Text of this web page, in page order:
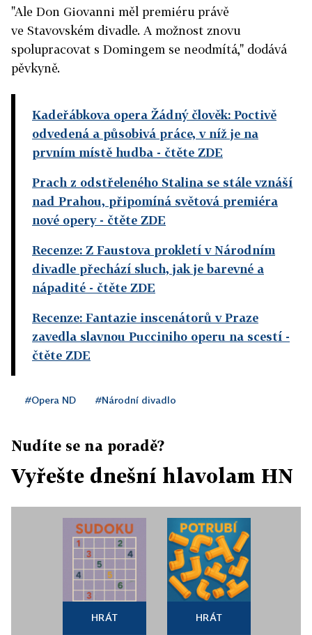
"Ale Don Giovanni měl premiéru právě
ve Stavovském divadle. A možnost znovu
spolupracovat s Domingem se neodmítá," dodává
pěvkyně.
Kadeřábkova opera Žádný člověk: Poctivě
odvedená a působivá práce, v níž je na
prvním místě hudba - čtěte ZDE
Prach z odstřeleného Stalina se stále vznáší
nad Prahou, připomíná světová premiéra
nové opery- čtěte ZDE
Recenze: Z Faustova prokletí v Národním
divadle přechází sluch, jak je barevné a
nápadité - čtěte ZDE
Recenze: Fantazie inscenátorů v Praze
zavedla slavnou Pucciniho operu na scestí -
čtěte ZDE
#Opera ND #Národní divadlo
Nudíte se na poradě?
Vyřešte dnešní hlavolam HN
HRÁT HRÁT